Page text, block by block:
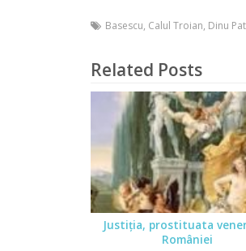
Basescu, Calul Troian, Dinu
Related Posts
Justiţia, prostituata
României